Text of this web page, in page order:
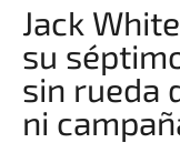
Jack
su
sin rueda
ni